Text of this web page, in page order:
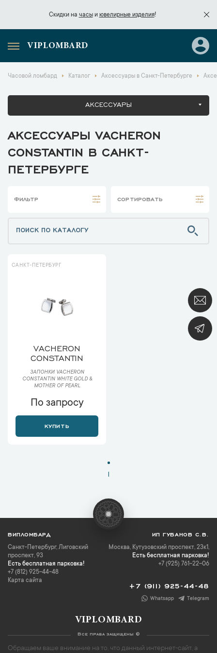
Скидки на часыи ювелирные изделия!
Скидки начасы
VIPLOMBARD
Часовой ломбард Каталог Аксессуары в Санкт-Петербурге
АКСЕССУАРЫ
АКСЕССУАРЫ VACHERON
CONSTANTIN В САНКТ-
ПЕТЕРБУРГЕ
ФИЛЬТР СОРТИРОВАТЬ
САНКТ-ПЕТЕРБУРГ
VACHERON
CONSTANTIN
ЗАПОНКИ VACHERON
CONSTANTIN WHITE GOLD &
MOTHER OF PEARL
По запросу
КУПИТЬ
1
ВИПЛОМБАРД
Санкт-Петербург, Лиговский
проспект, 93
Есть бесплатная парковка!
+7 (812) 925-44-48
Карта сайта
ИП ГУБАНОВ С.В.
Москва, Кутузовский проспект, 23к1,
Есть бесплатная парковка!
+7 (925) 761-22-06
+7 (911) 925-44-48
Whatsapp Telegram
VIPLOMBARD
Все права защищены ©
Обращаем ваше внимание на то, что данный интернет-сайт, а